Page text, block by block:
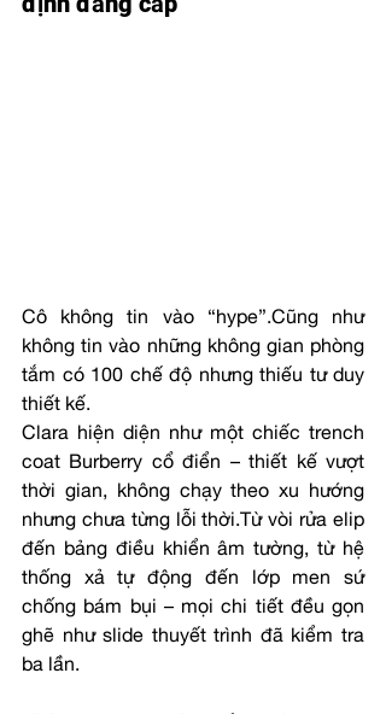
Cô không tin vào “hype”.Cũng như
không tin vào những không gian phòng
tắm có 100 chế độ nhưng thiếu tư duy
thiết kế.
Clara hiện diện như một chiếc trench
coat Burberry cổ điển – thiết kế vượt
thời gian, không chạy theo xu hướng
nhưng chưa từng lỗi thời.Từ vòi rửa elip
đến bảng điều khiển âm tường, từ hệ
thống xả tự động đến lớp men sứ
chống bám bụi – mọi chi tiết đều gọn
ghẽ như slide thuyết trình đã kiểm tra
ba lần.